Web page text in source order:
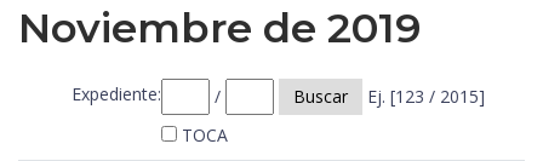
Noviembre de 2019
Expediente: / Buscar
Ej. [123 / 2015]
TOCA